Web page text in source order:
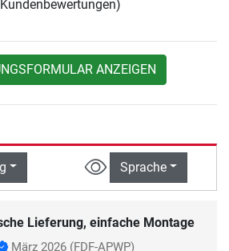
ANZEIGEN
Sprache
Lieferung, einfache Montage
März 2026 (FDF-APWP)